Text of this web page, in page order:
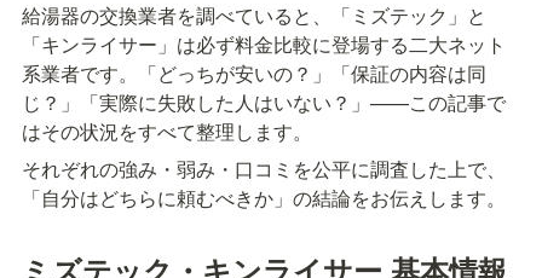
給湯器の交換業者を調べていると、「ミズテック」と
「キンライサー」は必ず料金比較に登場する二大ネット
系業者です。「どっちが安いの？」「保証の内容は同
じ？」「実際に失敗した人はいない？」——この記事で
はその状況をすべて整理します。
それぞれの強み・弱み・口コミを公平に調査した上で、
「自分はどちらに頼むべきか」の結論をお伝えします。